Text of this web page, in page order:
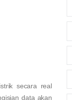
secara real
data akan